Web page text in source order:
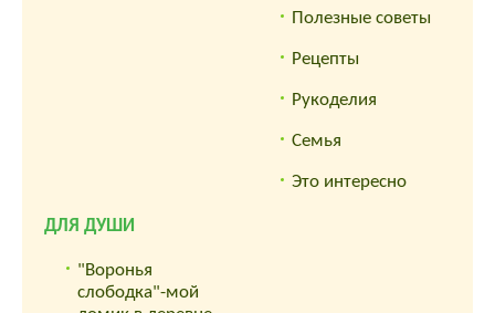
Полезные советы
Рецепты
Рукоделия
Семья
Это интересно
ДЛЯ ДУШИ
"Воронья
слободка"-мой